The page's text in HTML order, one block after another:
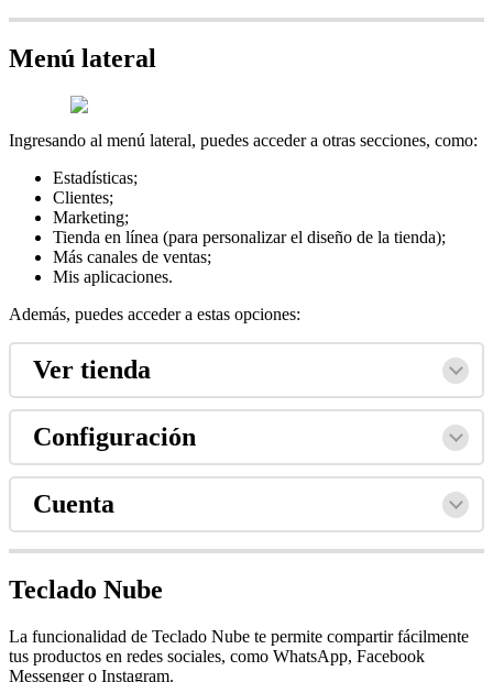
Menú lateral
Ingresando al menú lateral, puedes acceder a otras secciones, como:
Estadísticas;
Clientes;
Marketing;
Tienda en línea (para personalizar el diseño de la tienda);
Más canales de ventas;
Mis aplicaciones.
Además, puedes acceder a estas opciones:
Ver tienda
Configuración
Cuenta
Teclado Nube
La funcionalidad de Teclado Nube te permite compartir fácilmente
tus productos en redes sociales, como WhatsApp, Facebook
Messenger o Instagram.